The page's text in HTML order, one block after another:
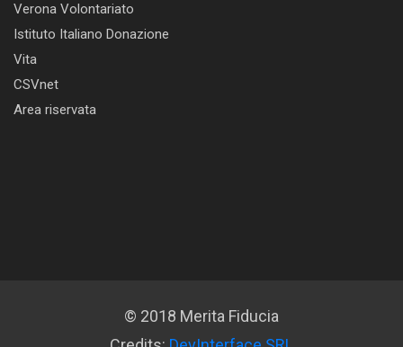
Verona Volontariato
Istituto Italiano Donazione
Vita
CSVnet
Area riservata
© 2018 Merita Fiducia